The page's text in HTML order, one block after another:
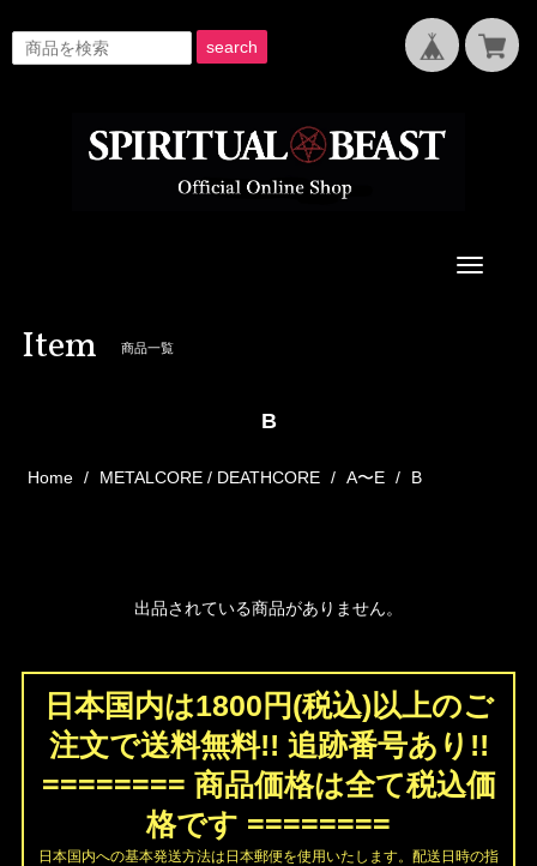
search
Toggle
Item 商品一覧
B
Home METALCORE / DEATHCORE A〜E B
出品されている商品がありません。
日本国内は1800円(税込)以上のご
注文で送料無料!! 追跡番号あり!!
======== 商品価格は全て税込価
格です ========
日本国内への基本発送方法は日本郵便を使用いたします。配送日時の指